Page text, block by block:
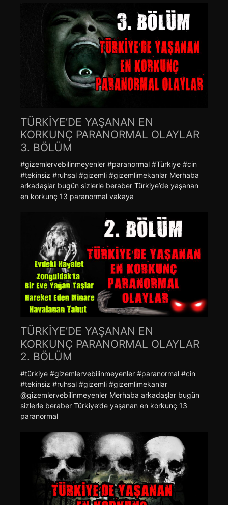
TÜRKİYE’DE YAŞANAN EN
KORKUNÇ PARANORMAL OLAYLAR
3. BÖLÜM
#gizemlervebilinmeyenler #paranormal #Türkiye #cin
#tekinsiz #ruhsal #gizemli #gizemlimekanlar Merhaba
arkadaşlar bugün sizlerle beraber Türkiye’de yaşanan
en korkunç 13 paranormal vakaya
TÜRKİYE’DE YAŞANAN EN
KORKUNÇ PARANORMAL OLAYLAR
2. BÖLÜM
#türkiye #gizemlervebilinmeyenler #paranormal #cin
#tekinsiz #ruhsal #gizemli #gizemlimekanlar
@gizemlervebilinmeyenler Merhaba arkadaşlar bugün
sizlerle beraber Türkiye’de yaşanan en korkunç 13
paranormal